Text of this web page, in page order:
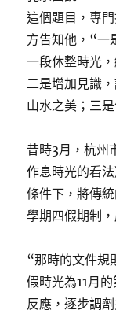
這個題目，專
方告知他，“一
一段休整時光
二是增加見識
山水之美；三
昔時3月，杭州
作息時光的看
條件下，將傳
學期四假期制
“那時的文件規
假時光為11月
反應，逐步調